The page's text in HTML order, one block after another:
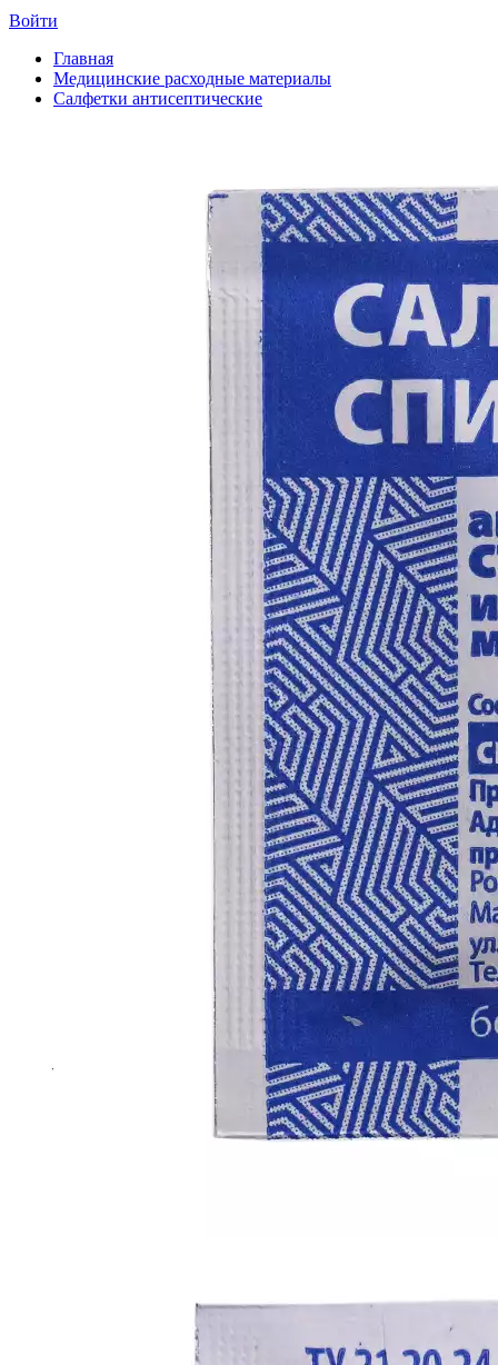
Войти
Главная
Медицинские расходные материалы
Салфетки антисептические